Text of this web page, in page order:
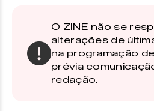
O ZINE não se
alterações de
na programação
prévia
redação.